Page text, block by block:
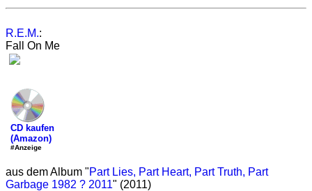
R.E.M.:
Fall On Me
CD kaufen
(Amazon)
#Anzeige
aus dem Album "Part Lies, Part Heart, Part Truth, Part
Garbage 1982 ? 2011" (2011)